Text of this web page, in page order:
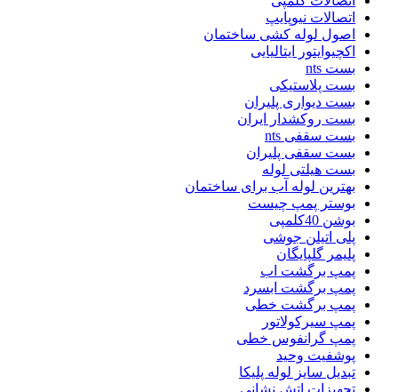
اتصالات نیوپایپ
اصول لوله کشی ساختمان
اکچیوایتور ایتالیایی
بست nts
بست پلاستیکی
بست دیواری پلیران
بست روکشدار ایران
بست سقفی nts
بست سقفی پلیران
بست هیلتی لوله
بهترین لوله آب برای ساختمان
بوستر پمپ چیست
بوشن 40کلمپی
پلی اتیلن جوشی
پلیمر گلپایگان
پمپ برگشت اب
پمپ برگشت ابسرد
پمپ برگشت خطی
پمپ سیرکولاتور
پمپ گرانفوس خطی
پوشفیت وحید
تبدیل سایز لوله پلیکا
تجهیزات اتش نشانی